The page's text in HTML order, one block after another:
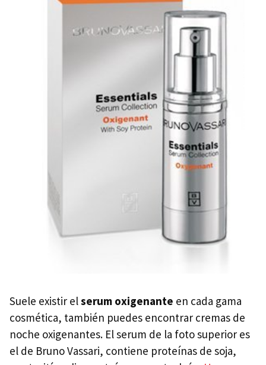
Suele existir elserum oxigenante en cada gama
cosmética, también puedes encontrar cremas de
noche oxigenantes. El serum de la foto superior es
el de Bruno Vassari, contiene proteínas de soja,